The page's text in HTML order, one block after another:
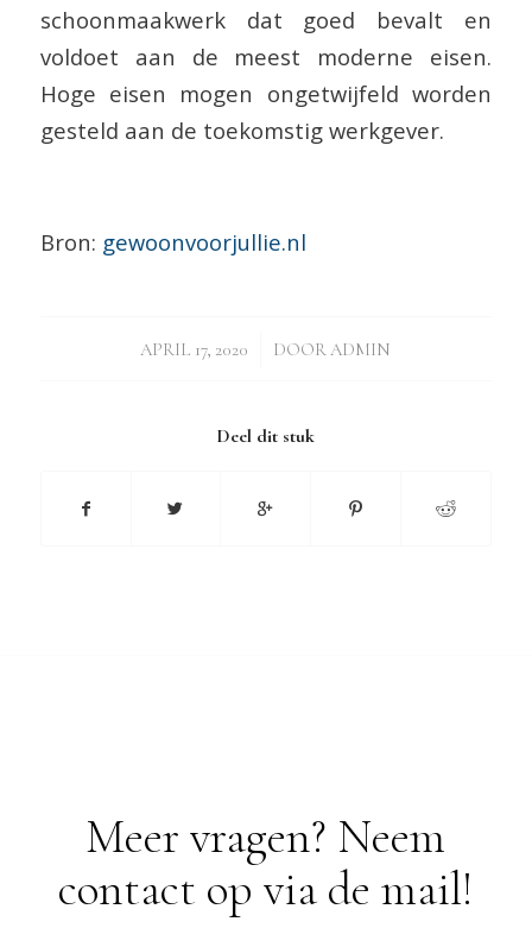
schoonmaakwerk dat goed bevalt en
voldoet aan de meest moderne eisen.
Hoge eisen mogen ongetwijfeld worden
gesteld aan de toekomstig werkgever.
Bron: gewoonvoorjullie.nl
APRIL 17, 2020
/ DOORADMIN
Deel dit stuk
Meer vragen? Neem
contact op via de mail!